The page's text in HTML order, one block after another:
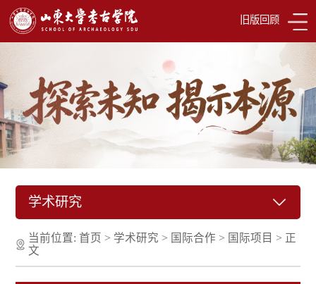
旧版回顾
学术研究
当前位置:首页 > 学术研究 > 国际合作 > 国际项目 > 正
文